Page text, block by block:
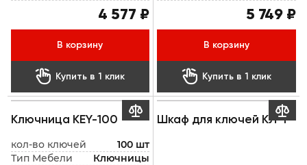
4 577 ₽
В корзину
 Купить в 1 клик
5 749 ₽
В корзину
 Купить в 1 клик
Ключница KEY-100
кол-во ключей
100 шт
Тип Мебели
Ключницы

Шкаф для ключей КЛ-1
